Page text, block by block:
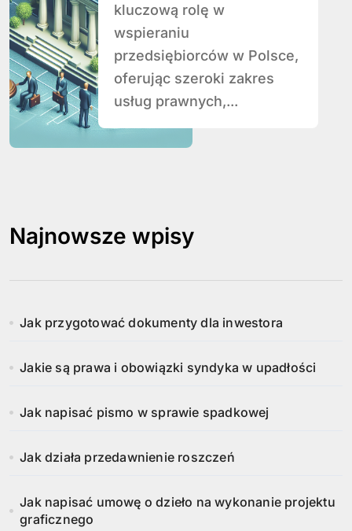
kluczową rolę w
wspieraniu
przedsiębiorców w Polsce,
oferując szeroki zakres
usług prawnych,...
Najnowsze wpisy
Jak przygotować dokumenty dla inwestora
Jakie są prawa i obowiązki syndyka w upadłości
Jak napisać pismo w sprawie spadkowej
Jak działa przedawnienie roszczeń
Jak napisać umowę o dzieło na wykonanie projektu
graficznego